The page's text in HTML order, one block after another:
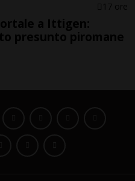
17 ore
a Ittigen:
presunto piromane